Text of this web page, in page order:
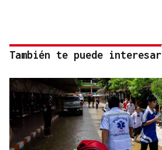
También te puede interesar